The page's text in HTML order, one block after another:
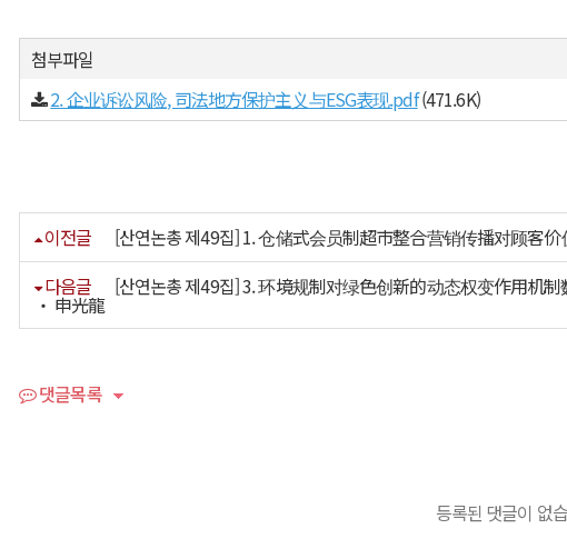
첨부파일
2. 企业诉讼风险, 司法地方保护主义与ESG表现.pdf(471.6K)
이전글 [산연논총 제49집] 1. 仓储式会员制超市整合营销传播对顾
다음글
[산연논총 제49집] 3. 环境规制对绿色创新的动态权变作用机
‧ 申光龍
댓글목록
등록된 댓글이 없